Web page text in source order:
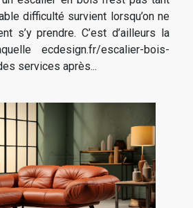
difficulté survient lorsqu’on ne
s’y prendre. C’est d’ailleurs la
ecdesign.fr/escalier-bois-
services après...